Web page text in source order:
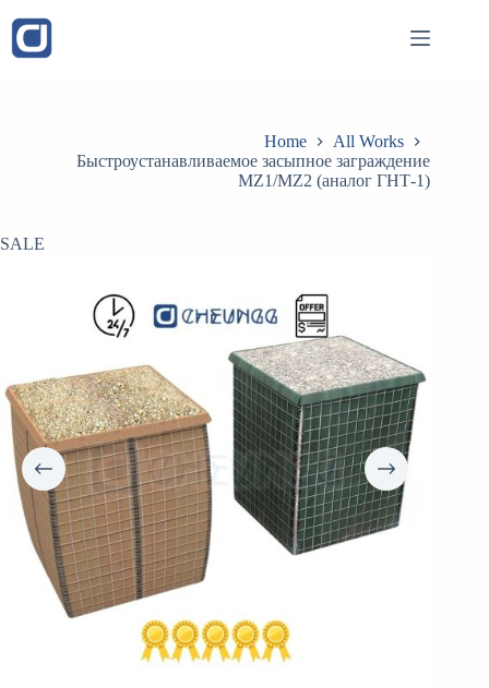
to
content
Home
All Works
Быстроустанавливаемое засыпное заграждение
MZ1/MZ2 (аналог ГНТ-1)
SALE